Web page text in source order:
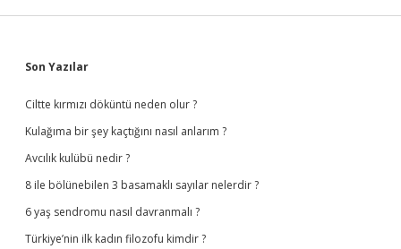
Sidebar
Son Yazılar
Ciltte kırmızı döküntü neden olur ?
Kulağıma bir şey kaçtığını nasıl anlarım ?
Avcılık kulübü nedir ?
8 ile bölünebilen 3 basamaklı sayılar nelerdir ?
6 yaş sendromu nasıl davranmalı ?
Türkiye’nin ilk kadın filozofu kimdir ?